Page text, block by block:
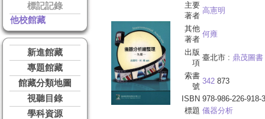
標記記錄
他校館藏
新進館藏
專題館藏
館藏分類地圖
視聽目錄
學科資源
主要
著者
高憲明
其他
著者
何雍
出版
項
臺北市 : 鼎茂圖書
索書
號
342 873
ISBN 978-986-226-918-3
標題 儀器分析